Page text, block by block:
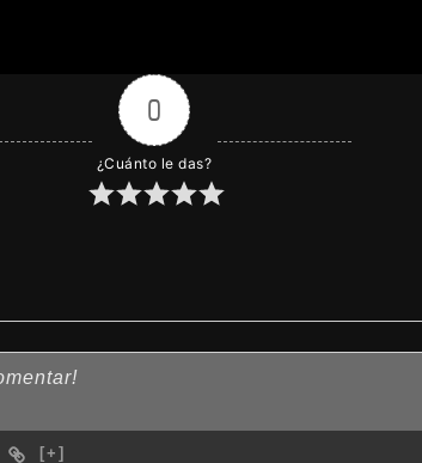
0
¿Cuánto le das?
[+]